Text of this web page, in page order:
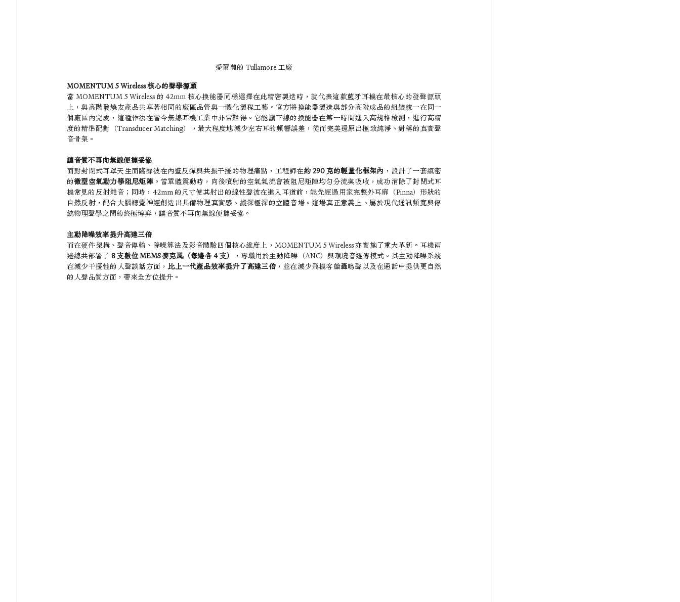
愛爾蘭的 Tullamore 工廠
MOMENTUM 5 Wireless 核心的聲學源頭
當 MOMENTUM 5 Wireless 的 42mm 核心換能器同樣選擇在此精密製造時，就代表這款藍牙耳機在最核心的發聲源頭
上，與高階發燒友產品共享著相同的廠區品管與一體化製程工藝。官方將換能器製造與部分高階成品的組裝統一在同一
個廠區內完成，這種作法在當今無線耳機工業中非常難得。它能讓下線的換能器在第一時間進入高規格檢測，進行高精
度的精準配對（Transducer Matching），最大程度地減少左右耳的頻響誤差，從而完美還原出極致純淨、對稱的真實聲
音骨架。
讓音質不再向無線便攜妥協
面對封閉式耳罩天生面臨聲波在內壁反彈與共振干擾的物理痛點，工程師在約 290 克的輕量化框架內 ，設計了一套縝密
的微型空氣動力學阻尼矩陣。當單體震動時，向後噴射的空氣氣流會被阻尼矩陣均勻分流與吸收，成功消除了封閉式耳
機常見的反射雜音；同時，42mm 的尺寸使其射出的線性聲波在進入耳道前，能先經過用家完整外耳廓（Pinna）形狀的
自然反射，配合大腦聽覺神經創造出具備物理真實感、縱深極深的立體音場。這場真正意義上、屬於現代通訊頻寬與傳
統物理聲學之間的終極博弈，讓音質不再向無線便攜妥協。
主動降噪效率提升高達三倍
而在硬件架構、聲音傳輸、降噪算法及影音體驗四個核心維度上，MOMENTUM 5 Wireless 亦實施了重大革新。耳機兩
邊總共部署了 8 支數位 MEMS 麥克風（每邊各 4 支）
，專職用於主動降噪（ANC）與環境音透傳模式。其主動降噪系統
在減少干擾性的人聲談話方面，比上一代產品效率提升了高達三倍，並在減少飛機客艙轟鳴聲以及在通話中提供更自然
的人聲品質方面，帶來全方位提升。